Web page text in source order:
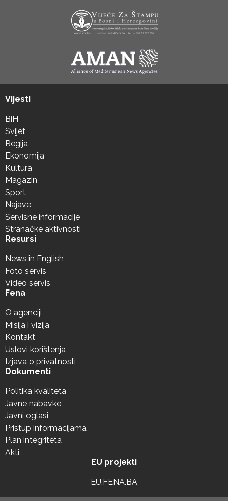
Vijesti
BiH
Svijet
Regija
Ekonomija
Kultura
Magazin
Sport
Najave
Servisne informacije
Stranačke aktivnosti
Resursi
News in English
Foto servis
Video servis
Fena
O agenciji
Misija i vizija
Kontakt
Uslovi korištenja
Izjava o privatnosti
Dokumenti
Politika kvaliteta
Javne nabavke
Javni oglasi
Pristup informacijama
Plan integriteta
Akti
EU projekti
EU.FENA.BA